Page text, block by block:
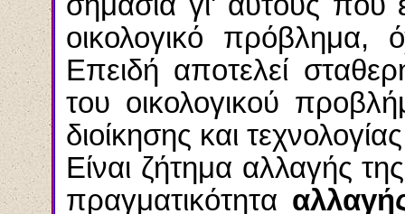
οικολογικό πρόβλημα,
Επειδή αποτελεί
του οικολογικού
διοίκησης και
Είναι ζήτημα αλλαγής
πραγματικότητα